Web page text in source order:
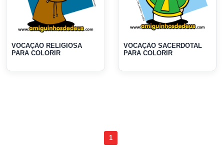
VOCAÇÃO RELIGIOSA
PARA COLORIR
VOCAÇÃO SACERDOTAL
PARA COLORIR
1